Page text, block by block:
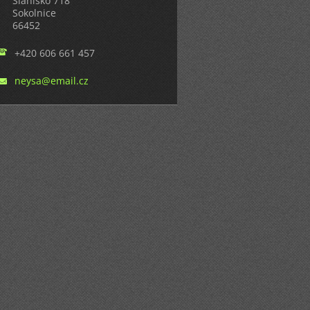
Sokolnice
66452
+420 606 661 457
neysa@email.cz